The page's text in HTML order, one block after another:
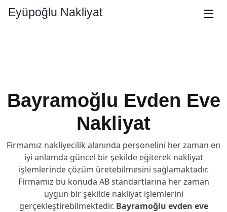
Eyüpoğlu Nakliyat
Bayramoğlu Evden Eve
Nakliyat
Firmamız nakliyecilik alanında personelini her zaman en
iyi anlamda güncel bir şekilde eğiterek nakliyat
işlemlerinde çözüm üretebilmesini sağlamaktadır.
Firmamız bu konuda AB standartlarına her zaman
uygun bir şekilde nakliyat işlemlerini
gerçekleştirebilmektedir. Bayramoğlu evden eve